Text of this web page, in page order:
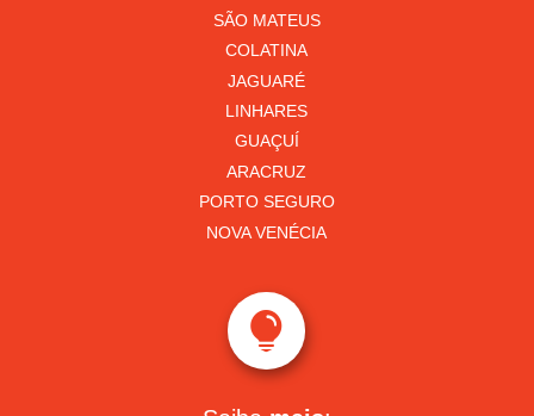
SÃO MATEUS
COLATINA
JAGUARÉ
LINHARES
GUAÇUÍ
ARACRUZ
PORTO SEGURO
NOVA VENÉCIA
